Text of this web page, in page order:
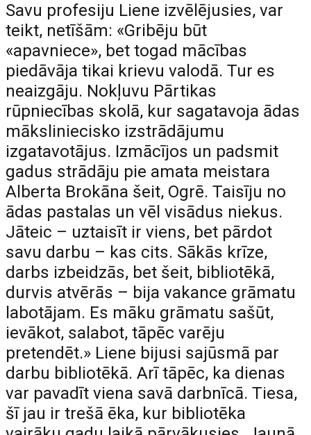
Savu profesiju Liene izvēlējusies, var
teikt, netīšām: «Gribēju būt
«apavniece», bet togad mācības
piedāvāja tikai krievu valodā. Tur es
neaizgāju. Nokļuvu Pārtikas
rūpniecības skolā, kur sagatavoja ādas
māksliniecisko izstrādājumu
izgatavotājus. Izmācījos un padsmit
gadus strādāju pie amata meistara
Alberta Brokāna šeit, Ogrē. Taisīju no
ādas pastalas un vēl visādus niekus.
Jāteic – uztaisīt ir viens, bet pārdot
savu darbu – kas cits. Sākās krīze,
darbs izbeidzās, bet šeit, bibliotēkā,
durvis atvērās – bija vakance grāmatu
labotājam. Es māku grāmatu sašūt,
ievākot, salabot, tāpēc varēju
pretendēt.» Liene bijusi sajūsmā par
darbu bibliotēkā. Arī tāpēc, ka dienas
var pavadīt viena savā darbnīcā. Tiesa,
šī jau ir trešā ēka, kur bibliotēka